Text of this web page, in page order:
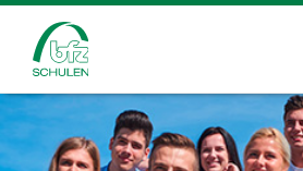
Traumberufe